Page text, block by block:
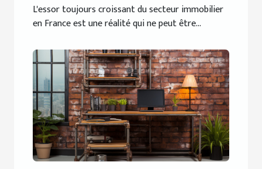
L'essor toujours croissant du secteur immobilier
en France est une réalité qui ne peut être...